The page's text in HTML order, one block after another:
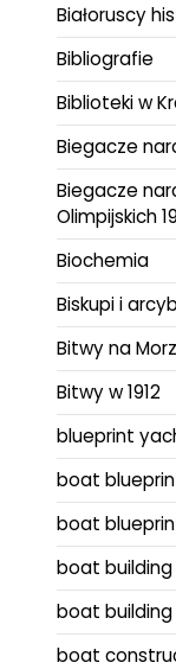
Białoruscy
Bibliografie
Biblioteki w
Biegacze
Biegacze
Olimpijskich
Biochemia
Biskupi i
Bitwy na
Bitwy w 1912
blueprint
boat
boat
boat
boat building
boat